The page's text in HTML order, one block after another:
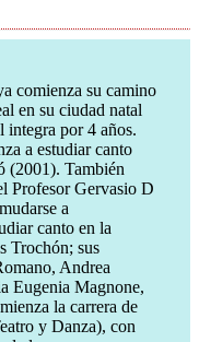
comienza su camino
en su ciudad natal
integra por 4 años.
a estudiar canto
(2001). También
Profesor Gervasio D
a
canto en la
Trochón; sus
Andrea
Eugenia Magnone,
la carrera de
y Danza), con